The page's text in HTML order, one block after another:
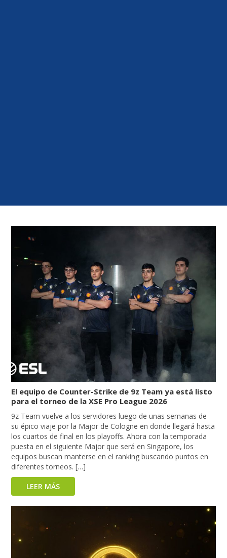
El equipo de Counter-Strike de 9z Team ya está listo
para el torneo de la XSE Pro League 2026
9z Team vuelve a los servidores luego de unas semanas de
su épico viaje por la Major de Cologne en donde llegará hasta
los cuartos de final en los playoffs. Ahora con la temporada
puesta en el siguiente Major que será en Singapore, los
equipos buscan manterse en el ranking buscando puntos en
diferentes torneos. […]
LEER MÁS